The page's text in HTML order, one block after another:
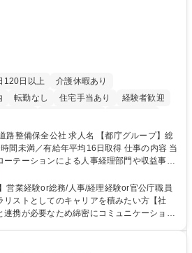
120日以上
介護休暇あり
転勤なし 住宅手当あり
経験者歓迎
あり 食事補助あり
求人名 【都庁グループ】総
／有給年平均16日取得 仕事の内容 当
テーションによる人事経理部門や収益事業
い部署での業務をお任せいたします。研修
ます！ ※下記業務詳細 【業務詳細】■
など当公社の運営に係る管理業務 ■収益部
営、新宿駅西口広場の「イベントコーナ
ツアー事業 ※入社後は上記いずれかの部門
営業経験or総務/人事/経理経験or官公庁職員
ストとしてのキャリアを積みたい方【社
連携が必要なため綿密にコミュニケーション
できます。 ■様々なプロジェクト：駐車場